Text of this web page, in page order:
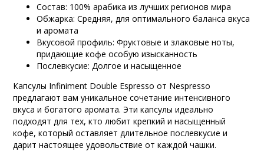
Состав: 100% арабика из лучших регионов мира
Обжарка: Средняя, для оптимального баланса вкуса
и аромата
Вкусовой профиль: Фруктовые и злаковые ноты,
придающие кофе особую изысканность
Послевкусие: Долгое и насыщенное
Капсулы Infiniment Double Espresso от Nespresso
предлагают вам уникальное сочетание интенсивного
вкуса и богатого аромата. Эти капсулы идеально
подходят для тех, кто любит крепкий и насыщенный
кофе, который оставляет длительное послевкусие и
дарит настоящее удовольствие от каждой чашки.